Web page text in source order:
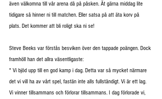
även välkomna till vår arena då på påsken. Ät gärna middag lite
tidigare så hinner ni till matchen. Eller satsa på att äta korv på
plats. Det kommer att bli roligt ska ni se!
Steve Beeks var förstås besviken över den tappade poängen. Dock
framhöll han det allra väsentligaste:
" Vi bjöd upp till en god kamp i dag. Detta var så mycket närmare
det vi vill ha av vårt spel, fastän inte alls fullständigt. Vi är ett lag.
Vi vinner tillsammans och förlorar tillsammans. I dag förlorade vi,